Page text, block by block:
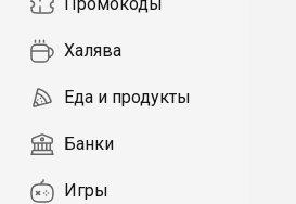
Халява
Еда и продукты
Банки
Игры